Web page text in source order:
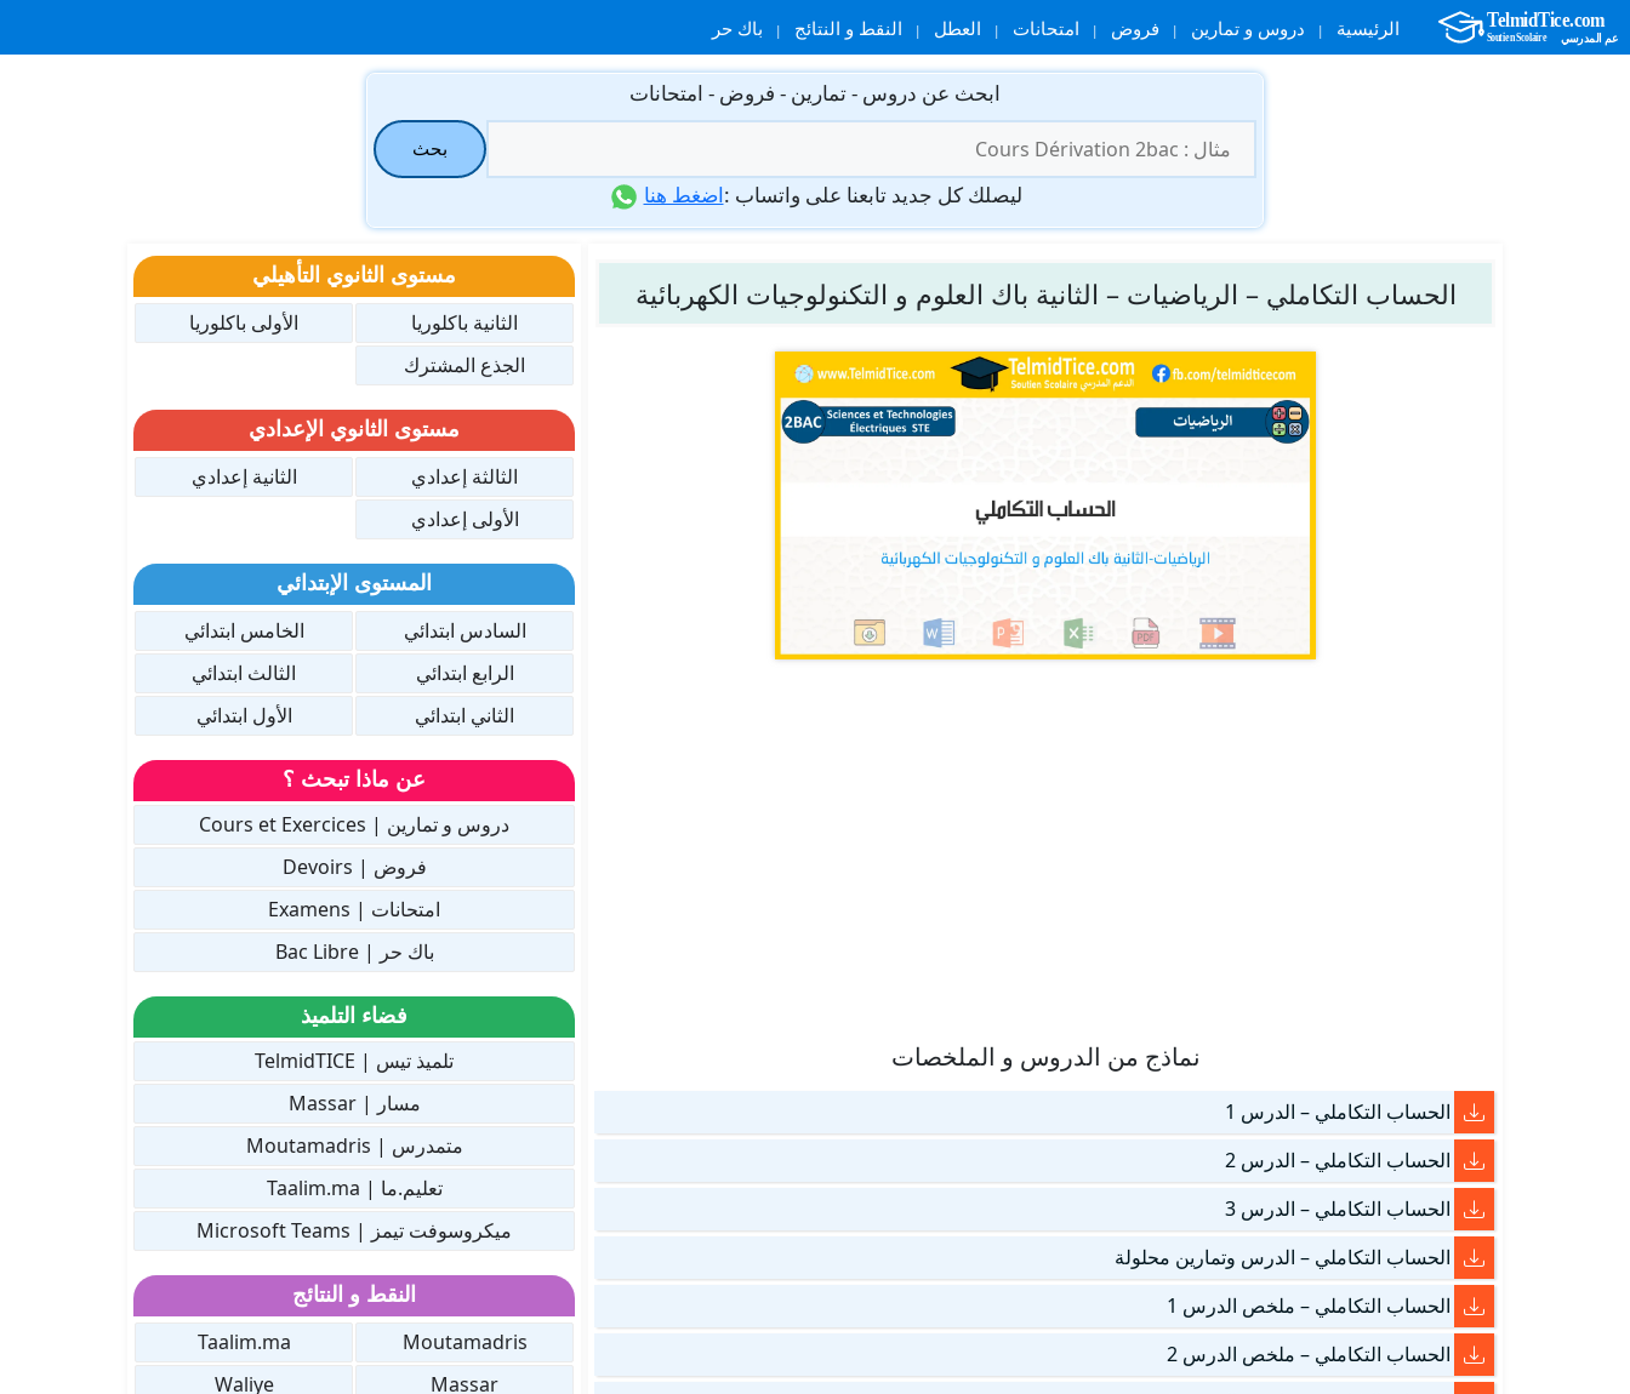
الرئيسية دروس و تمارين فروض امتحانات العطل النقط و النتائج باك حر
ابحث عن دروس - تمارين - فروض - امتحانات
عن:
بحث
ليصلك كل جديد تابعنا على واتساب :اضغط هنا
الحساب التكاملي – الرياضيات – الثانية باك العلوم و التكنولوجيات الكهربائية
نماذج من الدروس و الملخصات
الحساب التكاملي – الدرس 1
الحساب التكاملي – الدرس 2
الحساب التكاملي – الدرس 3
الحساب التكاملي – الدرس وتمارين محلولة
الحساب التكاملي – ملخص الدرس 1
الحساب التكاملي – ملخص الدرس 2
مستوى الثانوي التأهيلي
الثانية باكلوريا
الأولى باكلوريا
الجذع المشترك
مستوى الثانوي الإعدادي
الثالثة إعدادي
الثانية إعدادي
الأولى إعدادي
المستوى الإبتدائي
السادس ابتدائي
الخامس ابتدائي
الرابع ابتدائي
الثالث ابتدائي
الثاني ابتدائي
الأول ابتدائي
عن ماذا تبحث ؟
دروس و تمارين | Cours et Exercices
فروض | Devoirs
امتحانات | Examens
باك حر | Bac Libre
فضاء التلميذ
تلميذ تيس | TelmidTICE
مسار | Massar
متمدرس | Moutamadris
تعليم.ما | Taalim.ma
ميكروسوفت تيمز | Microsoft Teams
النقط و النتائج
Moutamadris
Taalim.ma
Massar
Waliye